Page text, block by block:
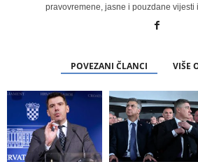
pravovremene, jasne i pouzdane vijesti
POVEZANI ČLANCI VIŠE